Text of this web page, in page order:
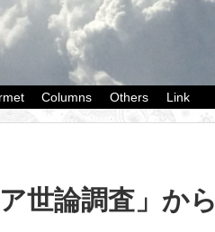
Columns Others Link
世論調査」から